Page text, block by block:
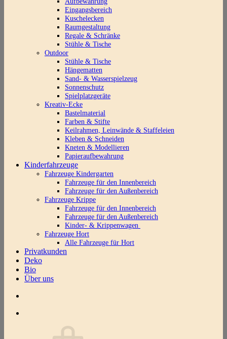
Eingangsbereich
Kuschelecken
Raumgestaltung
Regale & Schränke
Stühle & Tische
Outdoor
Stühle & Tische
Hängematten
Sand- & Wasserspielzeug
Sonnenschutz
Spielplatzgeräte
Kreativ-Ecke
Bastelmaterial
Farben & Stifte
Keilrahmen, Leinwände & Staffeleien
Kleben & Schneiden
Kneten & Modellieren
Papieraufbewahrung
Kinderfahrzeuge
Fahrzeuge Kindergarten
Fahrzeuge für den Innenbereich
Fahrzeuge für den Außenbereich
Fahrzeuge Krippe
Fahrzeuge für den Innenbereich
Fahrzeuge für den Außenbereich
Kinder- & Krippenwagen
Fahrzeuge Hort
Alle Fahrzeuge für Hort
Privatkunden
Deko
Bio
Über uns